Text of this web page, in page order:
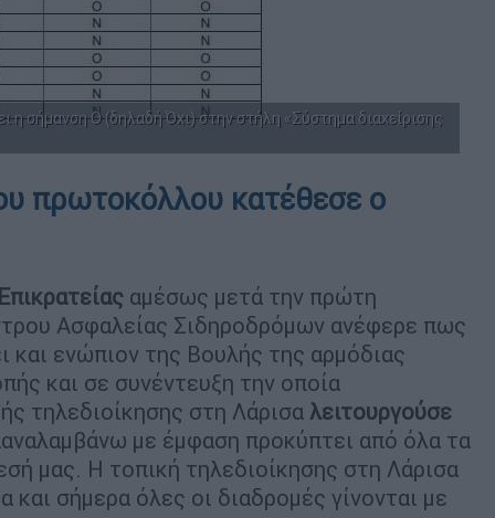
η σήμανση Ο (δηλαδή Όχι) στην στήλη «Σύστημα διαχείρισης
πρωτοκόλλου κατέθεσε ο
Επικρατείας αμέσως μετά την πρώτη
Ασφαλείας Σιδηροδρόμων ανέφερε πως
ενώπιον της Βουλής της αρμόδιας
και σε συνέντευξη την οποία
τηλεδιοίκησης στη Λάρισα λειτουργούσε
με έμφαση προκύπτει από όλα τα
μας. Η τοπική τηλεδιοίκησης στη Λάρισα
και σήμερα όλες οι διαδρομές γίνονται με